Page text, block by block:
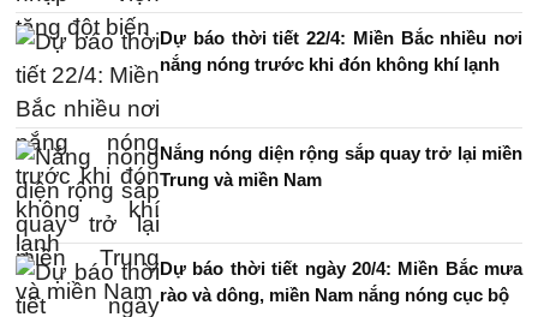
Dự báo thời tiết 22/4: Miền Bắc nhiều nơi
nắng nóng trước khi đón không khí lạnh
Nắng nóng diện rộng sắp quay trở lại miền
Trung và miền Nam
Dự báo thời tiết ngày 20/4: Miền Bắc mưa
rào và dông, miền Nam nắng nóng cục bộ